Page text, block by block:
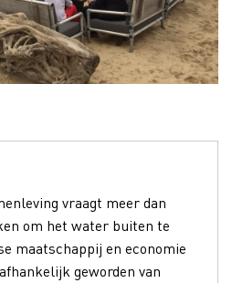
vraagt meer dan
om het water buiten te
maatschappij en economie
geworden van